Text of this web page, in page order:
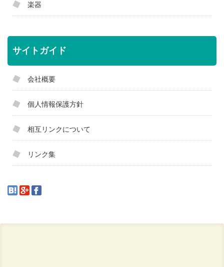
楽器
サイトガイド
会社概要
個人情報保護方針
相互リンクについて
リンク集